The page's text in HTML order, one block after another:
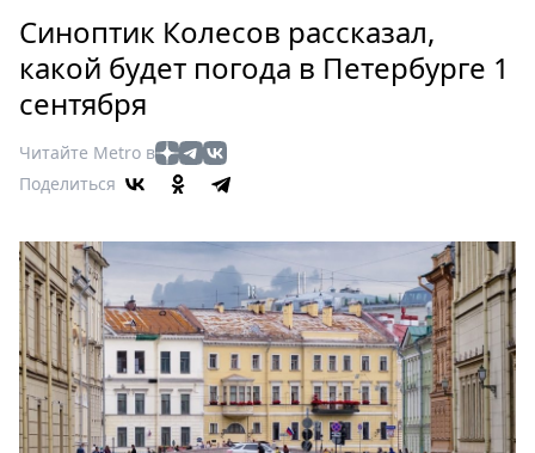
Россия
Мир
Здоровье
Туризм
Мода
Театр
Кино
Афиша
Книги
Выставки
Пресс-
релизы
Синоптик Колесов рассказал,
какой будет погода в Петербурге 1
сентября
Читайте Metro в
Поделиться